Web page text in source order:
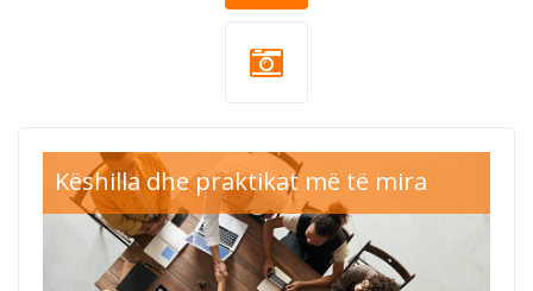
tutorijali cover
GB cover.png
Këshilla dhe praktikat më të mira